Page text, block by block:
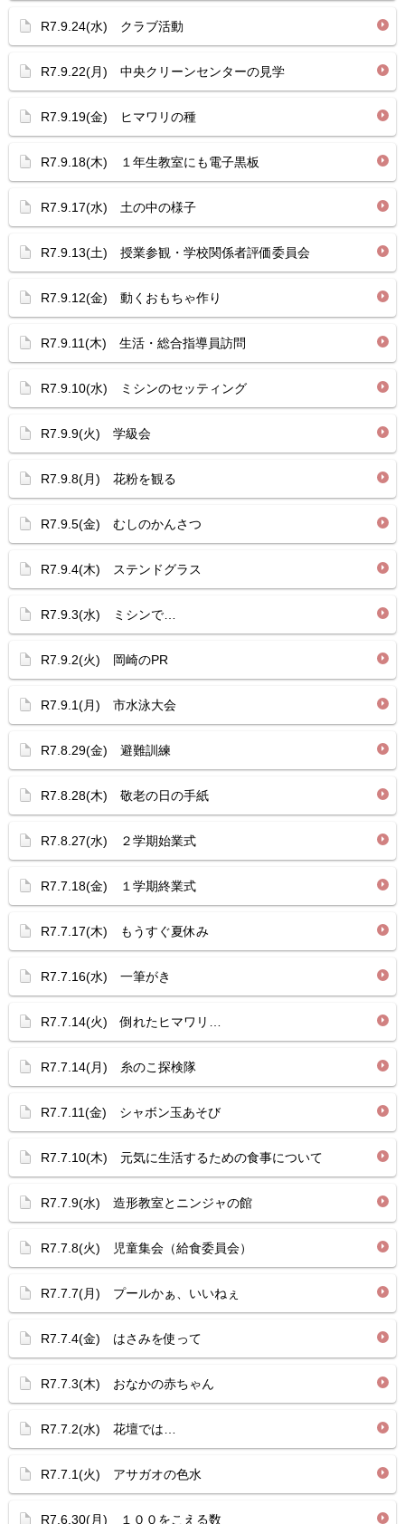
R7.9.24(水) クラブ活動
R7.9.22(月) 中央クリーンセンターの見学
R7.9.19(金) ヒマワリの種
R7.9.18(木) １年生教室にも電子黒板
R7.9.17(水) 土の中の様子
R7.9.13(土) 授業参観・学校関係者評価委員会
R7.9.12(金) 動くおもちゃ作り
R7.9.11(木) 生活・総合指導員訪問
R7.9.10(水) ミシンのセッティング
R7.9.9(火) 学級会
R7.9.8(月) 花粉を観る
R7.9.5(金) むしのかんさつ
R7.9.4(木) ステンドグラス
R7.9.3(水) ミシンで…
R7.9.2(火) 岡崎のPR
R7.9.1(月) 市水泳大会
R7.8.29(金) 避難訓練
R7.8.28(木) 敬老の日の手紙
R7.8.27(水) ２学期始業式
R7.7.18(金) １学期終業式
R7.7.17(木) もうすぐ夏休み
R7.7.16(水) 一筆がき
R7.7.14(火) 倒れたヒマワリ…
R7.7.14(月) 糸のこ探検隊
R7.7.11(金) シャボン玉あそび
R7.7.10(木) 元気に生活するための食事について
R7.7.9(水) 造形教室とニンジャの館
R7.7.8(火) 児童集会（給食委員会）
R7.7.7(月) プールかぁ、いいねぇ
R7.7.4(金) はさみを使って
R7.7.3(木) おなかの赤ちゃん
R7.7.2(水) 花壇では…
R7.7.1(火) アサガオの色水
R7.6.30(月) １００をこえる数